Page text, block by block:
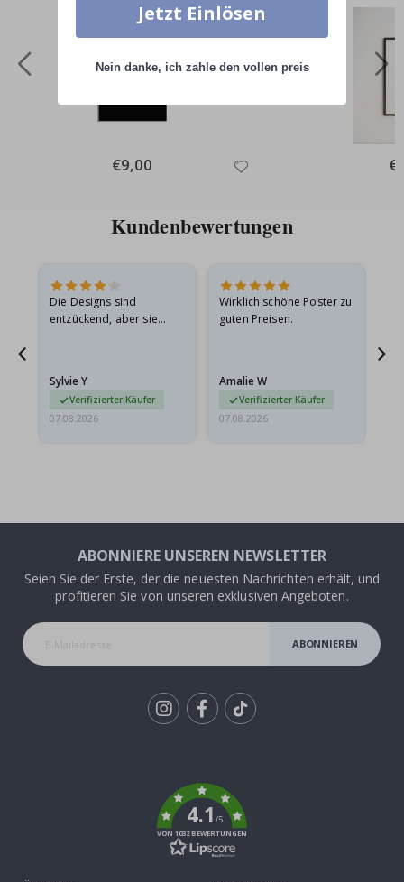
Special
Price
€9,00
Kundenbewertungen
Die Designs sind
entzückend, aber sie
sie…
Sylvie Y
Verifizierter Käufer
07.08.2026
Wirklich schöne Poster zu
guten Preisen.
Amalie W
Verifizierter Käufer
07.08.2026
ABONNIERE UNSEREN NEWSLETTER
Seien Sie der Erste, der die neuesten Nachrichten erhält, und
profitieren Sie von unseren exklusiven Angeboten.
ABONNIEREN
4.1/5
VON 1032 BEWERTUNGEN
Jetzt Einlösen
Nein danke, ich zahle den vollen preis